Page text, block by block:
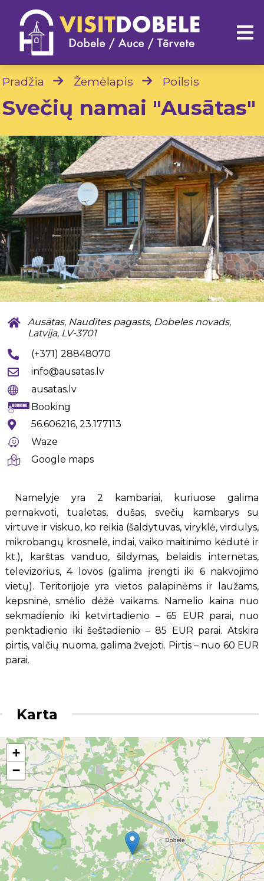
Pradžia Žemėlapis Poilsis
Svečių namai "Ausātas"
Ausātas, Naudītes pagasts, Dobeles novads,
Latvija, LV-3701
(+371) 28848070
info@ausatas.lv
ausatas.lv
Booking
56.606216, 23.177113
Waze
Google maps
Namelyje yra 2 kambariai, kuriuose galima
pernakvoti, tualetas, dušas, svečių kambarys su
virtuve ir viskuo, ko reikia (šaldytuvas, viryklė, virdulys,
mikrobangų krosnelė, indai, vaiko maitinimo kėdutė ir
kt.), karštas vanduo, šildymas, belaidis internetas,
televizorius, 4 lovos (galima įrengti iki 6 nakvojimo
vietų). Teritorijoje yra vietos palapinėms ir laužams,
kepsninė, smėlio dėžė vaikams. Namelio kaina nuo
sekmadienio iki ketvirtadienio – 65 EUR parai, nuo
penktadienio iki šeštadienio – 85 EUR parai. Atskira
pirtis, valčių nuoma, galima žvejoti. Pirtis – nuo 60 EUR
parai.
Karta
+
−